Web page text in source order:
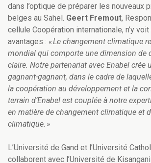
dans l’optique de préparer les nouveaux
belges au Sahel. Geert Fremout,
cellule Coopération internationale, n’y
avantages : « Le changement climatique
mondial qui comporte une dimension de
claire. Notre partenariat avec Enabel crée
gagnant-gagnant, dans le cadre de
la coopération au développement et la
terrain d’Enabel est couplée à notre
en matière de changement climatique et
climatique. »
L’Université de Gand et l’Université
collaborent avec l’Université de